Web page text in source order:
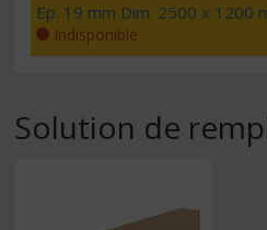
Ep. 19 mm Dim. 2500 x 1200
Indisponible
Solution de